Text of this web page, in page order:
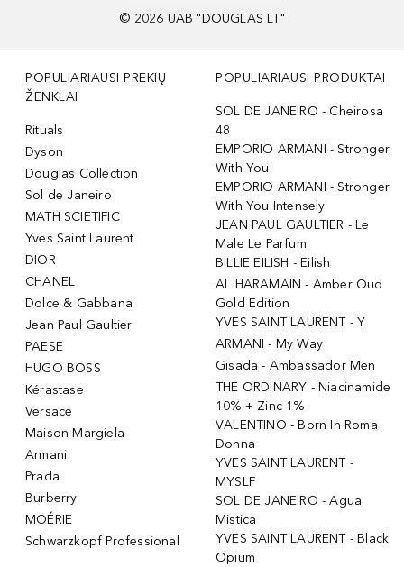
© 2026 UAB "DOUGLAS LT"
POPULIARIAUSI PREKIŲ
ŽENKLAI
Rituals
Dyson
Douglas Collection
Sol de Janeiro
MATH SCIETIFIC
Yves Saint Laurent
DIOR
CHANEL
Dolce & Gabbana
Jean Paul Gaultier
PAESE
HUGO BOSS
Kérastase
Versace
Maison Margiela
Armani
Prada
Burberry
MOÉRIE
Schwarzkopf Professional
POPULIARIAUSI PRODUKTAI
SOL DE JANEIRO - Cheirosa
48
EMPORIO ARMANI - Stronger
With You
EMPORIO ARMANI - Stronger
With You Intensely
JEAN PAUL GAULTIER - Le
Male Le Parfum
BILLIE EILISH - Eilish
AL HARAMAIN - Amber Oud
Gold Edition
YVES SAINT LAURENT - Y
ARMANI - My Way
Gisada - Ambassador Men
THE ORDINARY - Niacinamide
10% + Zinc 1%
VALENTINO - Born In Roma
Donna
YVES SAINT LAURENT -
MYSLF
SOL DE JANEIRO - Agua
Mistica
YVES SAINT LAURENT - Black
Opium